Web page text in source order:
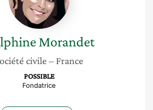
Morandet
civile – France
POSSIBLE
Fondatrice